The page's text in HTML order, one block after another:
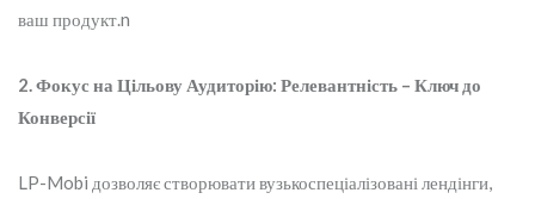
ваш продукт.n
2. Фокус на Цільову Аудиторію: Релевантність – Ключ до
Конверсії
LP-Mobi дозволяє створювати вузькоспеціалізовані лендінги,